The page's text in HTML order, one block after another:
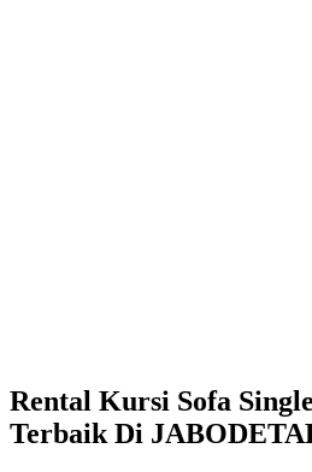
Rental Kursi Sofa
Terbaik Di